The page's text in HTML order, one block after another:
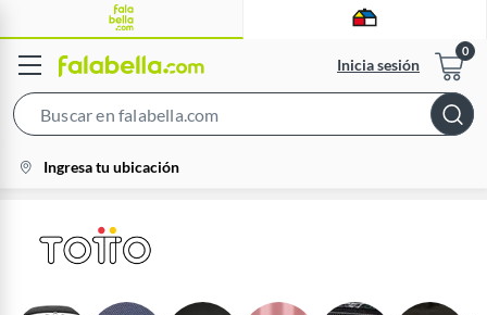
Inicia sesión
Bar
location-
icon
Ingresa tu ubicación